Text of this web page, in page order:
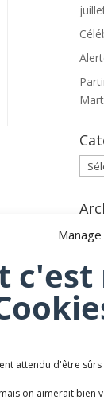
c'est
attendu d'être
on aimerait bien
Mont Saint
de mercy -